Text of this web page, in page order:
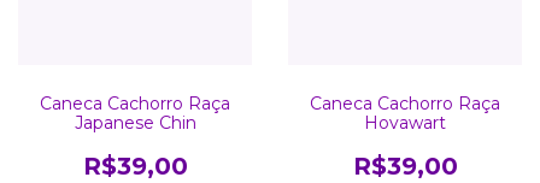
Caneca Cachorro Raça
Japanese Chin
R$39,00
Caneca Cachorro Raça
Hovawart
R$39,00